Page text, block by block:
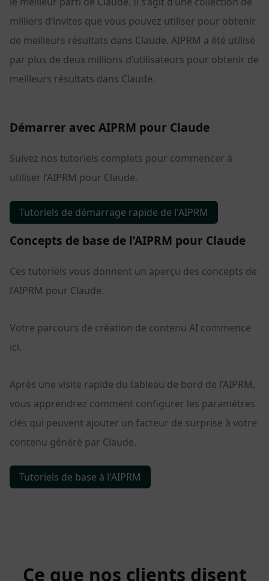
milliers d’invites que vous pouvez utiliser pour obtenir
de meilleurs résultats dans Claude. AIPRM a été utilisé
par plus de deux millions d’utilisateurs pour obtenir de
meilleurs résultats dans Claude.
Démarrer avec AIPRM pour Claude
Suivez nos tutoriels complets pour commencer à
utiliser l’AIPRM pour Claude.
Tutoriels de démarrage rapide de l'AIPRM
Concepts de base de l’AIPRM pour Claude
Ces tutoriels vous donnent un aperçu des concepts de
l’AIPRM pour Claude.
Votre parcours de création de contenu AI commence
ici.
Après une visite rapide du tableau de bord de l’AIPRM,
vous apprendrez comment configurer les paramètres
clés qui peuvent ajouter un facteur de surprise à votre
contenu généré par Claude.
Tutoriels de base à l'AIPRM
Ce que nos clients disent